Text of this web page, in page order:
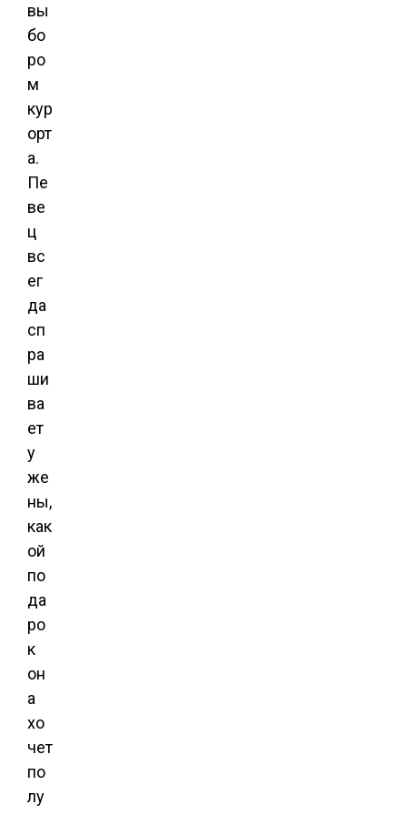
вы
бо
ро
м
кур
орт
а.
Пе
ве
ц
вс
ег
да
сп
ра
ши
ва
ет
у
же
ны,
как
ой
по
да
ро
к
он
а
хо
чет
по
лу